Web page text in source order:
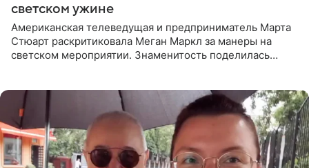
светском ужине
Американская телеведущая и предприниматель Марта
Стюарт раскритиковала Меган Маркл за манеры на
светском мероприятии. Знаменитость поделилась